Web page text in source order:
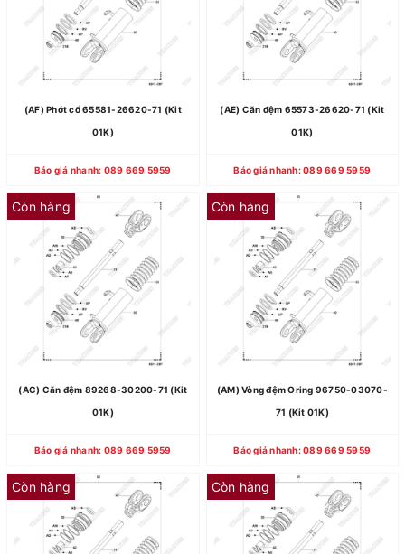
(AF) Phớt cổ 65581-26620-71 (Kit
01K)
Báo giá nhanh: 089 669 5959
(AE) Căn đệm 65573-26620-71 (Kit
01K)
Báo giá nhanh: 089 669 5959
Còn hàng
(AC) Căn đệm 89268-30200-71 (Kit
01K)
Báo giá nhanh: 089 669 5959
Còn hàng
(AM) Vòng đệm Oring 96750-03070-
71 (Kit 01K)
Báo giá nhanh: 089 669 5959
Còn hàng Còn hàng